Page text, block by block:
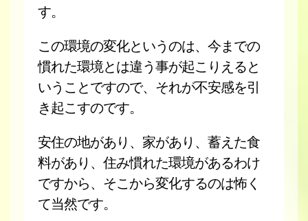
す。
この環境の変化というのは、今までの
慣れた環境とは違う事が起こりえると
いうことですので、それが不安感を引
き起こすのです。
安住の地があり、家があり、蓄えた食
料があり、住み慣れた環境があるわけ
ですから、そこから変化するのは怖く
て当然です。